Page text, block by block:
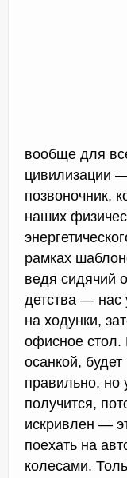
вообще для
цивилизации
позвоночник,
наших
рамках
ведя сидячий
детства — нас
на ходунки,
офисное стол.
осанкой,
правильно, но
получится,
искривлен —
поехать на
колесами.